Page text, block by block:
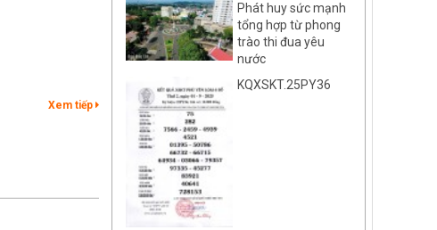
Xem tiếp
Phát huy sức mạnh
tổng hợp từ phong
trào thi đua yêu
nước
KQXSKT.25PY36